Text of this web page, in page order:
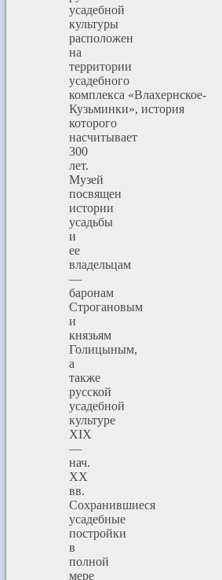
усадебной
культуры
расположен
на
территории
усадебного
комплекса «Влахернское-
Кузьминки», история
которого
насчитывает
300
лет.
Музей
посвящен
истории
усадьбы
и
ее
владельцам
—
баронам
Строгановым
и
князьям
Голицыным,
а
также
русской
усадебной
культуре
XIX
—
нач.
ХХ
вв.
Сохранившиеся
усадебные
постройки
в
полной
мере